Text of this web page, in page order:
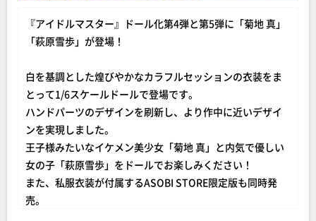
『アイドルマスター』ドール化第4弾と第5弾に「菊地 真」
「萩原雪歩」が登場！
白を基調とした煌びやかなカラフルセッションの衣装をま
とって1/6スケールドールで登場です。
ハンドパーツのデザインを刷新し、より作中に近いデザイ
ンを実現しました。
王子様みたいなイケメン美少女「菊地 真」と内気で優しい
女の子「萩原雪歩」をドールでお楽しみください！
また、私服衣装が付属するASOBI STORE限定版も同時発
売。